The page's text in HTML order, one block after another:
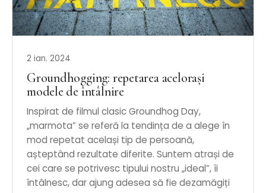
2 ian. 2024
Groundhogging: repetarea acelorași
modele de întâlnire
Inspirat de filmul clasic Groundhog Day,
„marmota” se referă la tendința de a alege în
mod repetat același tip de persoană,
așteptând rezultate diferite. Suntem atrași de
cei care se potrivesc tipului nostru „ideal”, îi
întâlnesc, dar ajung adesea să fie dezamăgiți